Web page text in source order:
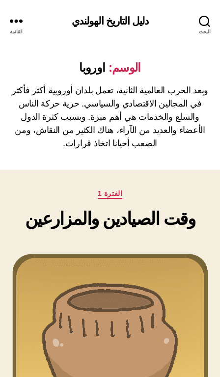
البحث
دليل التاريخ الهولندي
القائمة
الوسم: اوروبا
وبعد الحرب العالمية الثانية، تعمل بلدان أوروبية أكثر فأكثر
في المجالين الاقتصادي والسياسي. حرية حركة الناس
والسلع والخدمات هي أهم ميزة. وبسبب كثرة الدول
الأعضاء والعديد من الآراء، هناك الكثير من النقاش، ومن
الصعب أحيانا اتخاذ قرارات.
التصنيفاتالفترة 1
وقت الصيادين والمزارعين